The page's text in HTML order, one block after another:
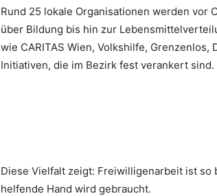
Rund 25 lokale Organisationen werden vor
über Bildung bis hin zur
wie CARITAS Wien, Volkshilfe, Grenzenlos,
Initiativen, die im Bezirk fest verankert sind.
Diese Vielfalt zeigt: Freiwilligenarbeit ist so
helfende Hand wird gebraucht.